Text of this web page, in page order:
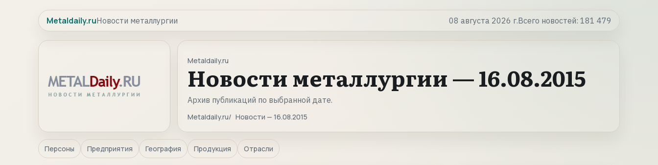
Metaldaily.ruНовости металлургии 08 августа 2026 г.Всего новостей: 181 479
Metaldaily.ru
Новости металлургии — 16.08.2015
Архив публикаций по выбранной дате.
Metaldaily.ru Новости — 16.08.2015
Персоны Предприятия География Продукция Отрасли